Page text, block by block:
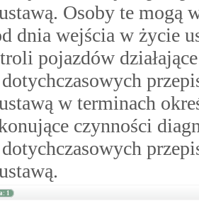
Osoby te mogą
dnia wejścia w życie
pojazdów
w terminach
czynności
1